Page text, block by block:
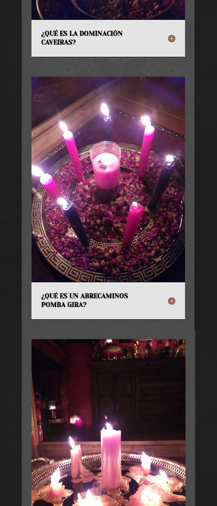
¿QUÉ ES LA DOMINACIÓN
CAVEIRAS?
¿QUÉ ES UN ABRECAMINOS
POMBA GIRA?